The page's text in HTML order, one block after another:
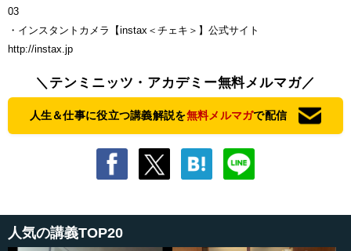
03
・インスタントカメラ【instax＜チェキ＞】公式サイト
http://instax.jp
＼テンミニッツ・アカデミー無料メルマガ／
人生＆仕事に役立つ講義解説を無料メルマガで配信
人気の講義TOP20